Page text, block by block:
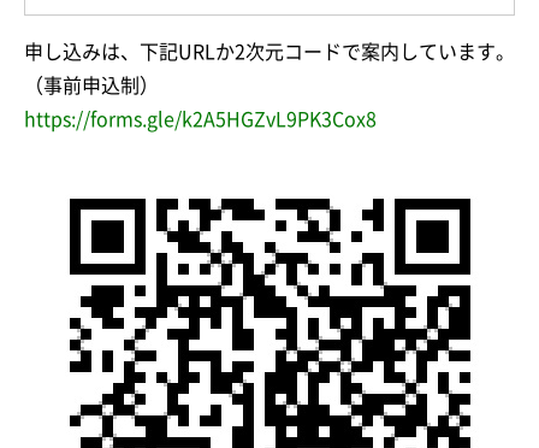
申し込みは、下記URLか2次元コードで案内しています。
（事前申込制）
https://forms.gle/k2A5HGZvL9PK3Cox8